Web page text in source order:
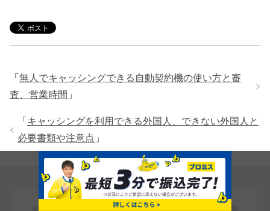
「 無人でキャッシングできる自動契約機の使い方と審
査、営業時間 」
「 キャッシングを利用できる外国人、できない外国人と
必要書類や注意点 」